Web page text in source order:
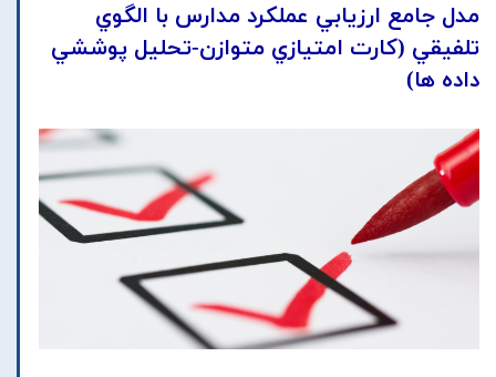
مدل جامع ارزيابي عملکرد مدارس با الگوي
تلفيقي (کارت امتيازي متوازن-تحليل پوششي
داده ها)